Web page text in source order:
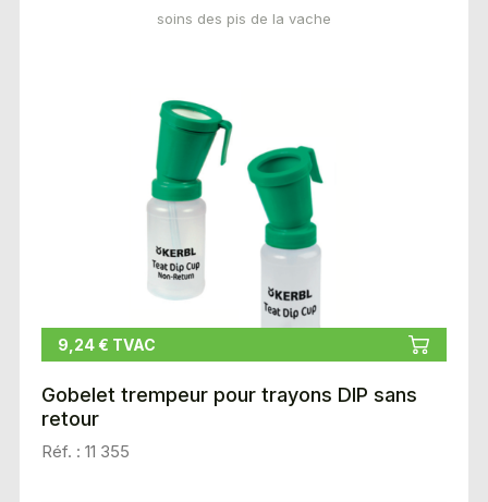
soins des pis de la vache
9,24 € TVAC
Gobelet trempeur pour trayons DIP sans
retour
Réf. : 11 355